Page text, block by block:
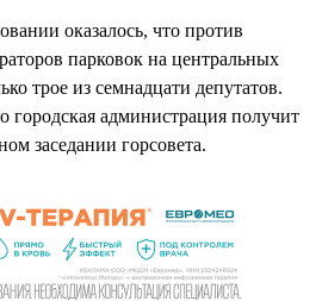
оказалось, что против
парковок на центральных
трое из семнадцати депутатов.
городская администрация получит
заседании горсовета.